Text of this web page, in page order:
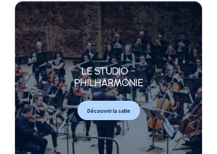
LE STUDIO -
PHILHARMONIE
Découvrir la salle